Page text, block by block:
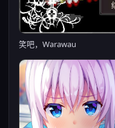
笑吧，Warawau